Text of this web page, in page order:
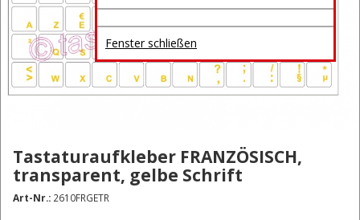
Fenster schließen
Tastaturaufkleber FRANZÖSISCH,
transparent, gelbe Schrift
Art-Nr.: 2610FRGETR